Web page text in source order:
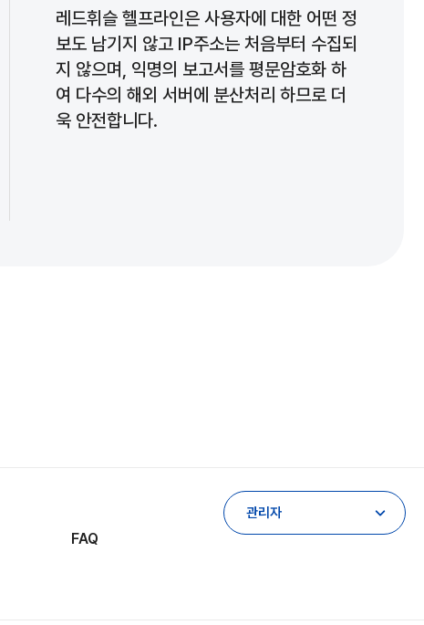
레드휘슬 헬프라인은 사용자에 대한 어떤 정
보도 남기지 않고 IP주소는 처음부터 수집되
지 않으며, 익명의 보고서를 평문암호화 하
여 다수의 해외 서버에 분산처리 하므로 더
욱 안전합니다.
FAQ
관리자